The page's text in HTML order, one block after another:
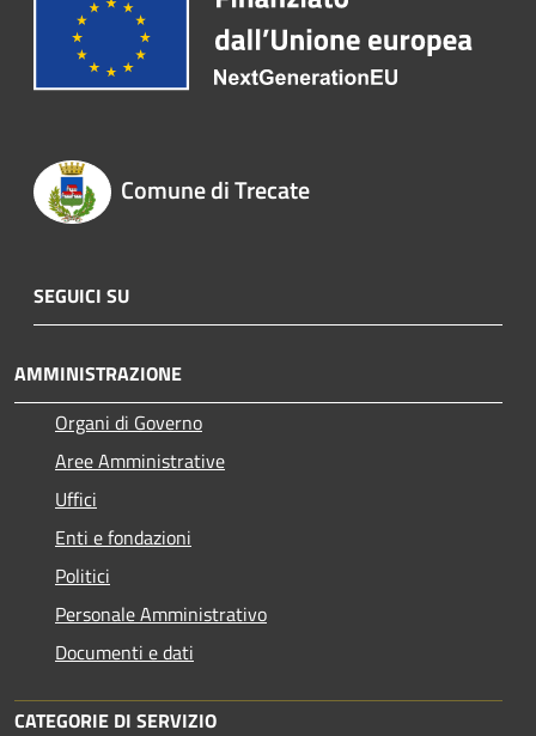
Comune di Trecate
SEGUICI SU
AMMINISTRAZIONE
Organi di Governo
Aree Amministrative
Uffici
Enti e fondazioni
Politici
Personale Amministrativo
Documenti e dati
CATEGORIE DI SERVIZIO